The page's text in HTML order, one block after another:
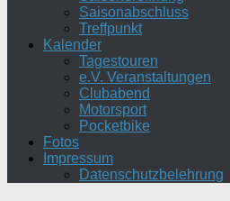
Saisonabschluss
Treffpunkt
Kalender
Tagestouren
e.V. Veranstaltungen
Clubabend
Motorsport
Pocketbike
Fotos
Impressum
Datenschutzbelehrung